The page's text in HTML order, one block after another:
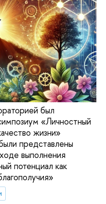
был
«Личностный
жизни»
представлены
выполнения
потенциал как